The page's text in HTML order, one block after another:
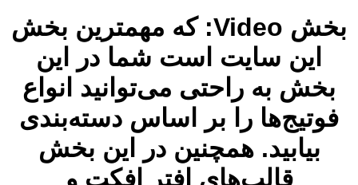
بخش Video: که مهمترین بخش‌
این سایت است شما در این
بخش به راحتی می‌توانید انواع
فوتیج‌ها را بر اساس دسته‌بندی
بیابید. همچنین در این بخش
قالب‌های افتر افکت و